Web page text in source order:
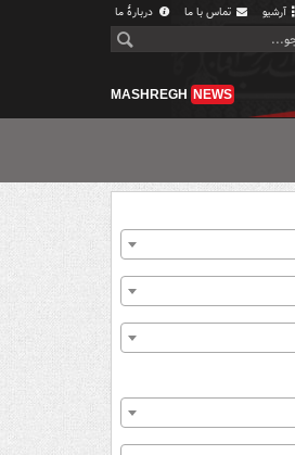
آرشیو تماس با ما دربارهٔ ما
MASHREGH NEWS